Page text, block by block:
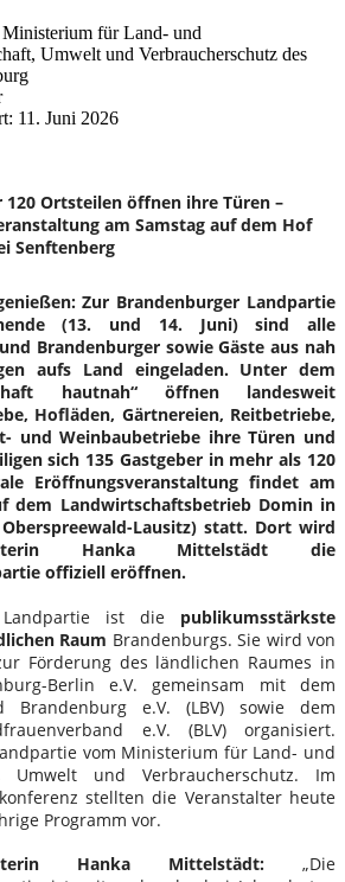
Ministerium für Land- und
Umwelt und Verbraucherschutz des
11. Juni 2026
120 Ortsteilen öffnen ihre Türen –
am Samstag auf dem Hof
Senftenberg
Zur Brandenburger Landpartie
(13. und 14. Juni) sind alle
Brandenburger sowie Gäste aus nah
aufs Land eingeladen. Unter dem
hautnah“ öffnen landesweit
Hofläden, Gärtnereien, Reitbetriebe,
und Weinbaubetriebe ihre Türen und
sich 135 Gastgeber in mehr als 120
Eröffnungsveranstaltung findet am
dem Landwirtschaftsbetrieb Domin in
Lausitz) statt. Dort wird
Hanka Mittelstädt die
offiziell eröffnen.
Landpartie ist die publikumsstärkste
Raum Brandenburgs. Sie wird von
Förderung des ländlichen Raumes in
Berlin e.V. gemeinsam mit dem
Brandenburg e.V. (LBV) sowie dem
e.V. (BLV) organisiert.
vom Ministerium für Land- und
Umwelt und Verbraucherschutz. Im
stellten die Veranstalter heute
Programm vor.
Hanka Mittelstädt: „Die